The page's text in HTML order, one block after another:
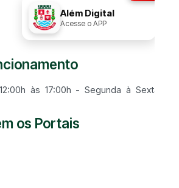
Além Digital
Acesse o APP
às 17:00h - Segunda à Sexta
os Portais